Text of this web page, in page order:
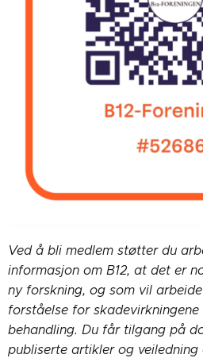
Ved å bli medlem støtter du
informasjon om B12, at det er
ny forskning, og som vil
forståelse for
behandling. Du får tilgang på
publiserte artikler og